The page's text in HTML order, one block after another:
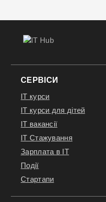
СЕРВІСИ
IT курси
IT курси для дітей
IT вакансії
IT Стажування
Зарплата в IT
Події
Стартапи